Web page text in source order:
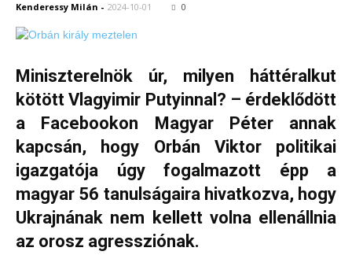
Kenderessy Milán - 2024-10-01 0
Miniszterelnök úr, milyen háttéralkut
kötött Vlagyimir Putyinnal? – érdeklődött
a Facebookon Magyar Péter annak
kapcsán, hogy Orbán Viktor politikai
igazgatója úgy fogalmazott épp a
magyar 56 tanulságaira hivatkozva, hogy
Ukrajnának nem kellett volna ellenállnia
az orosz agressziónak.